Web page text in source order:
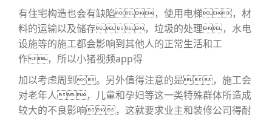
有住宅构造也会有缺陷，使用电梯，材
料的运输以及储存，垃圾的处理，水电
设施等的施工都会影响到其他人的正常生活和工
作，所以小猪视频app得
加以考虑周到。另外值得注意的是，施工会
对老年人，儿童和孕妇等这一类特殊群体所造成
较大的不良影响，这就要求业主和装修公司得耐